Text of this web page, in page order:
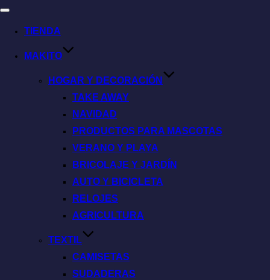
TIENDA
MAKITO
HOGAR Y DECORACIÓN
TAKE AWAY
NAVIDAD
PRODUCTOS PARA MASCOTAS
VERANO Y PLAYA
BRICOLAJE Y JARDÍN
AUTO Y BICICLETA
RELOJES
AGRICULTURA
TEXTIL
CAMISETAS
SUDADERAS